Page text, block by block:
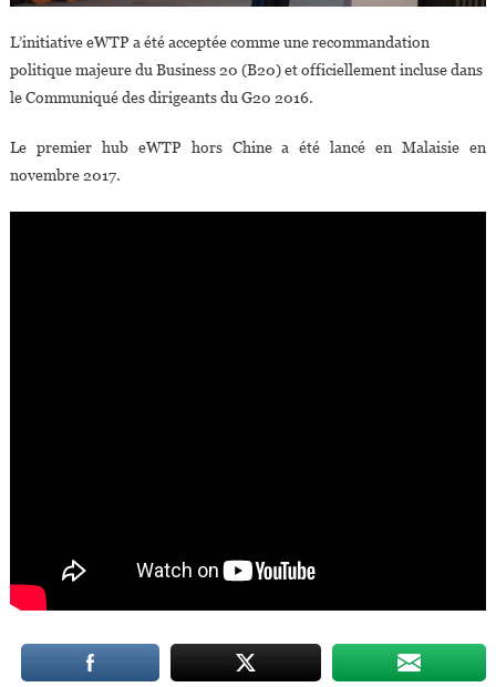
L’initiative eWTP a été acceptée comme une recommandation
politique majeure du Business 20 (B20) et officiellement incluse dans
le Communiqué des dirigeants du G20 2016.
Le premier hub eWTP hors Chine a été lancé en Malaisie en
novembre 2017.